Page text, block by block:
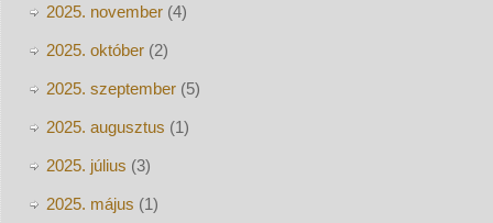
2025. november(4)
2025. október(2)
2025. szeptember(5)
2025. augusztus (1)
2025. július (3)
2025. május (1)